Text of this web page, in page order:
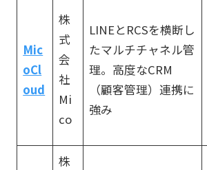
Mic
oCl
oud
株
式
会
社
Mi
co
LINEとRCSを横断し
たマルチチャネル管
理。高度なCRM
（顧客管理）連携に
強み
株